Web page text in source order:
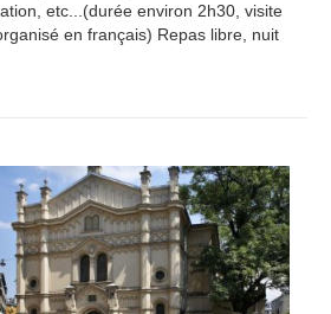
etc...(durée environ 2h30, visite
en français) Repas libre, nuit